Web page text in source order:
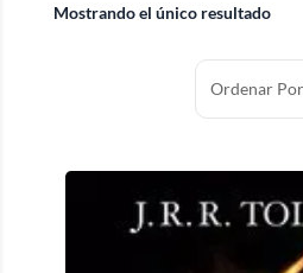
Mostrando el único resultado